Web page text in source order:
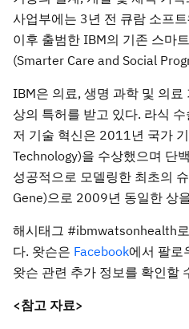
사업부에는 3년 전 큐람 소프
이후 출범한 IBM의 기존 스마
(Smarter Care and Social
IBM은 의료, 생명 과학 및 의
상의 특허를 받고 있다. 라식
저 기술 혁신은 2011년 국가
Technology)을 수상했으며 단
성공적으로 모델링한 최초의
Gene)으로 2009년 동일한 상
해시태그 #ibmwatsonhealth
다. 왓슨은 Facebook에서 팔로
왓슨 관련 추가 정보를 확인할
<참고 자료>